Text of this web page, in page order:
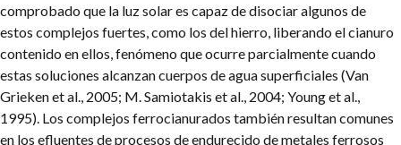
comprobado que la luz solar es capaz de disociar algunos de
estos complejos fuertes, como los del hierro, liberando el cianuro
contenido en ellos, fenómeno que ocurre parcialmente cuando
estas soluciones alcanzan cuerpos de agua superficiales (Van
Grieken et al., 2005; M. Samiotakis et al., 2004; Young et al.,
1995). Los complejos ferrocianurados también resultan comunes
en los efluentes de procesos de endurecido de metales ferrosos